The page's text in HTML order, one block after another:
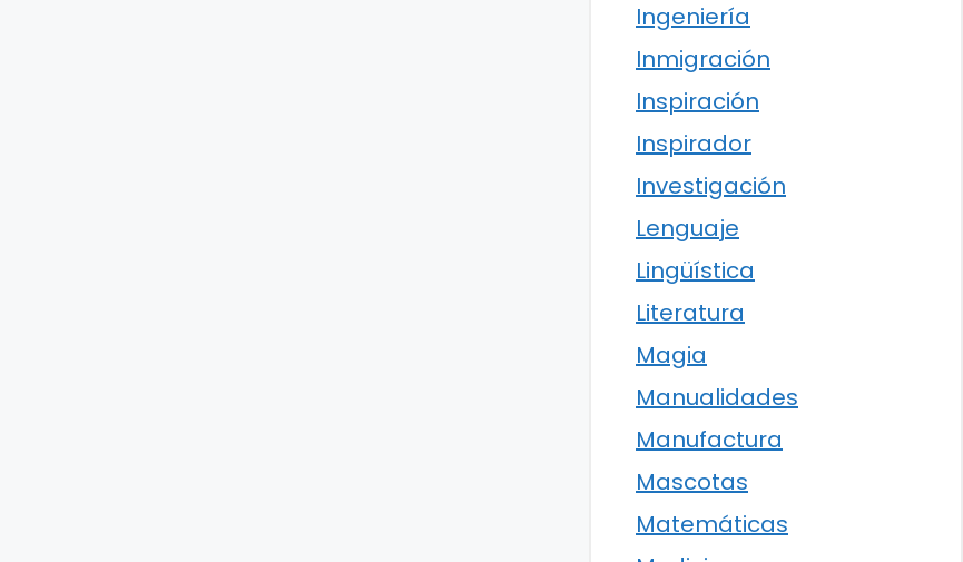
Ingeniería
Inmigración
Inspiración
Inspirador
Investigación
Lenguaje
Lingüística
Literatura
Magia
Manualidades
Manufactura
Mascotas
Matemáticas